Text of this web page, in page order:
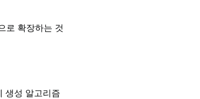
로 확장하는 것
생성 알고리즘